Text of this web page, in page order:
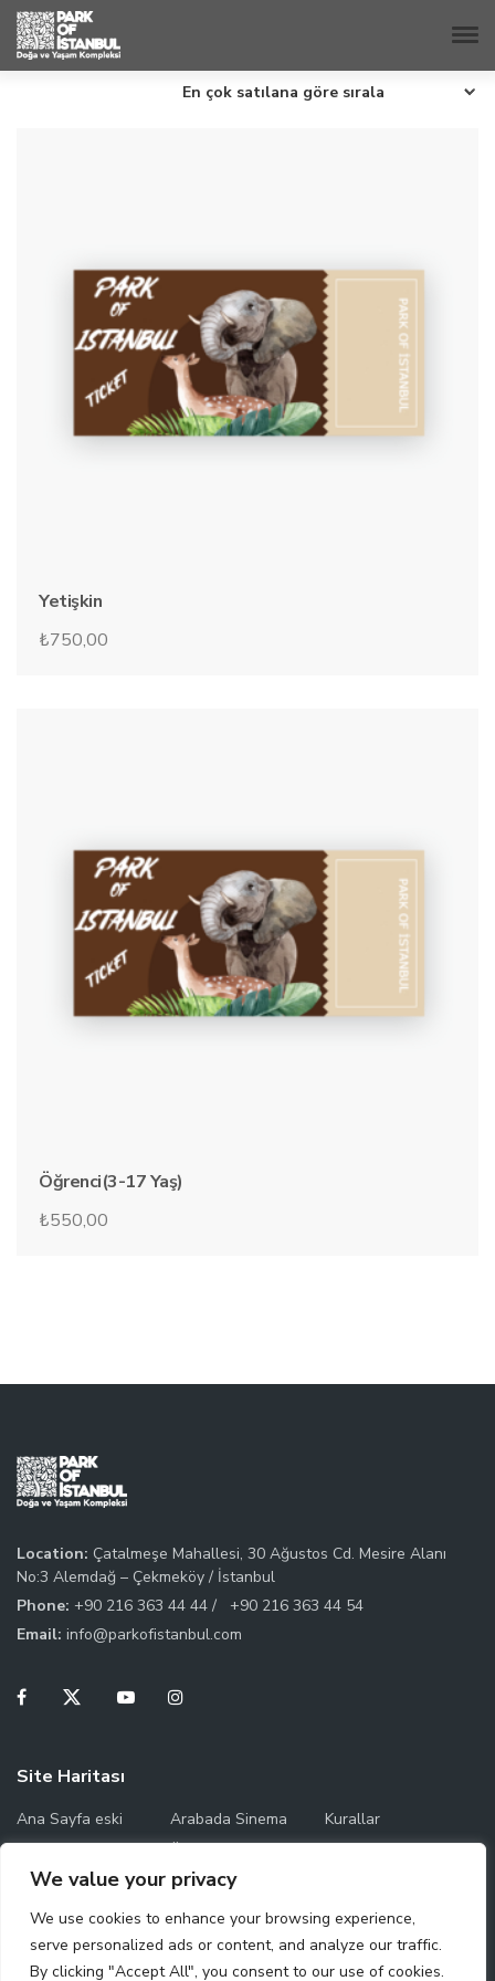
We value your privacy
We use cookies to enhance your browsing experience,
serve personalized ads or content, and analyze our traffic.
By clicking "Accept All", you consent to our use of cookies.
Yetişkin
₺750,00
Öğrenci(3-17 Yaş)
₺550,00
Location: Çatalmeşe Mahallesi, 30 Ağustos Cd. Mesire Alanı
No:3 Alemdağ – Çekmeköy / İstanbul
Phone: +90 216 363 44 44 /
+90 216 363 44 54
Email: info@parkofistanbul.com
Site Haritası
Ana Sayfa eski Arabada Sinema
Kurallar
Çalışma Saatleri